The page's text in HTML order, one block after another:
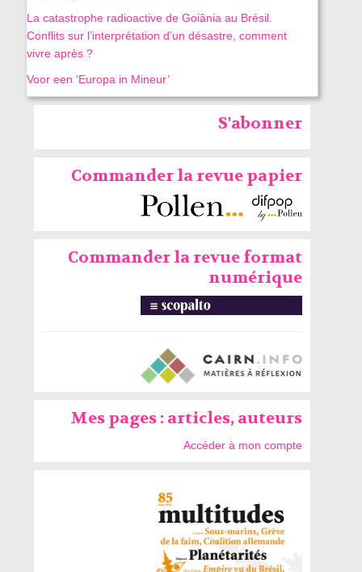
La catastrophe radioactive de Goiânia au Brésil.
Conflits sur l’interprétation d’un désastre, comment
vivre après ?
Voor een ‘Europa in Mineur’
S'abonner
Commander la revue papier
Commander la revue format
numérique
Mes pages : articles, auteurs
Accéder à mon compte